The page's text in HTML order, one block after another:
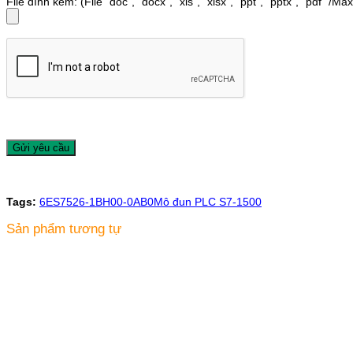
Tags: 6ES7526-1BH00-0AB0Mô đun PLC S7-1500
Sản phẩm tương tự